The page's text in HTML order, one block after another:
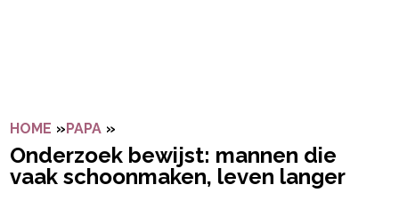
HOME »PAPA »
Onderzoek bewijst: mannen die
vaak schoonmaken, leven langer